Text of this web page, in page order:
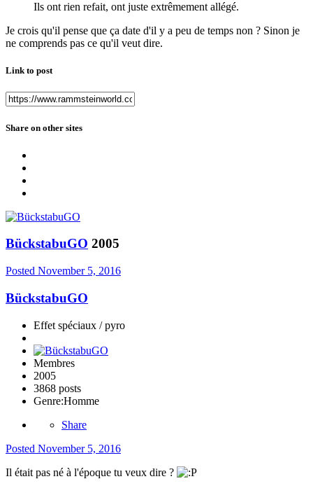
Ils ont rien refait, ont juste extrêmement allégé.
Je crois qu'il pense que ça date d'il y a peu de temps non ? Sinon je
ne comprends pas ce qu'il veut dire.
Link to post
Share on other sites
BückstabuGO 2005
Posted November 5, 2016
BückstabuGO
Effet spéciaux / pyro
Membres
2005
3868 posts
Genre:Homme
Share
Posted November 5, 2016
Il était pas né à l'époque tu veux dire ?